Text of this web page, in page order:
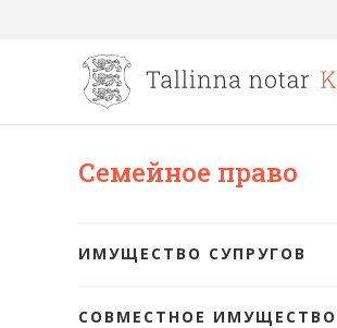
Семейное право
ИМУЩЕСТВО СУПРУГОВ
СОВМЕСТНОЕ ИМУЩЕСТВО